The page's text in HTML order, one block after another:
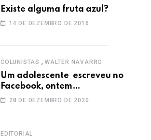
Existe alguma fruta azul?
14 DE DEZEMBRO DE 2016
COLUNISTAS , WALTER NAVARRO
Um adolescente escreveu no
Facebook, ontem…
28 DE DEZEMBRO DE 2020
EDITORIAL